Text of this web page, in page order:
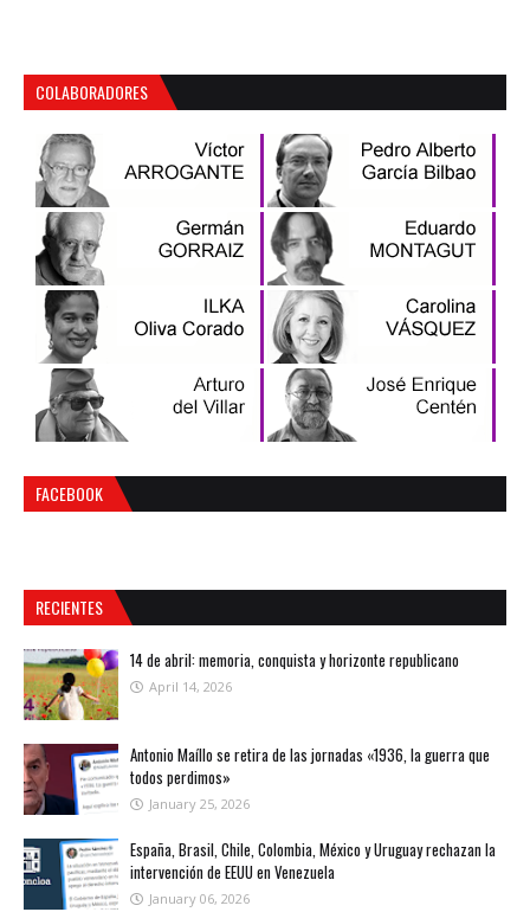
COLABORADORES
FACEBOOK
RECIENTES
14 de abril: memoria, conquista y horizonte republicano
April 14, 2026
Antonio Maíllo se retira de las jornadas «1936, la guerra que
todos perdimos»
January 25, 2026
España, Brasil, Chile, Colombia, México y Uruguay rechazan la
intervención de EEUU en Venezuela
January 06, 2026